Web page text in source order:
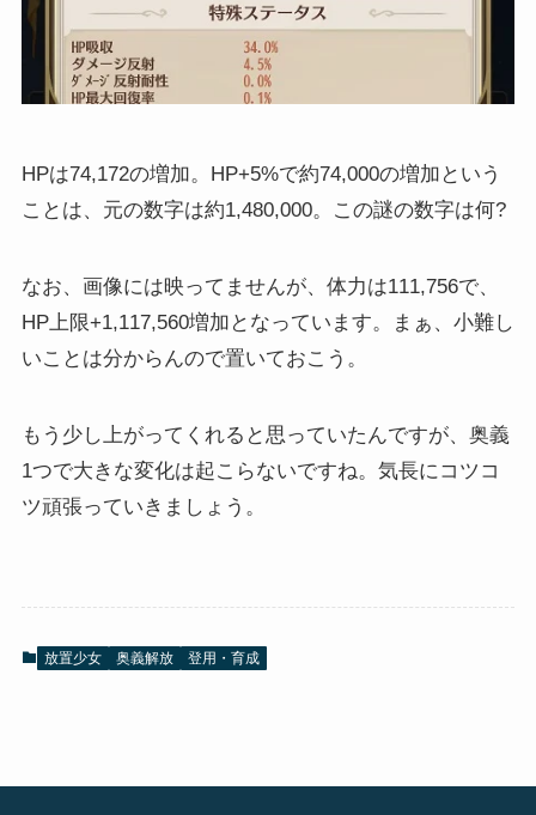
HPは74,172の増加。HP+5%で約74,000の増加という
ことは、元の数字は約1,480,000。この謎の数字は何?
なお、画像には映ってませんが、体力は111,756で、
HP上限+1,117,560増加となっています。まぁ、小難し
いことは分からんので置いておこう。
もう少し上がってくれると思っていたんですが、奥義
1つで大きな変化は起こらないですね。気長にコツコ
ツ頑張っていきましょう。
放置少女 奥義解放 登用・育成